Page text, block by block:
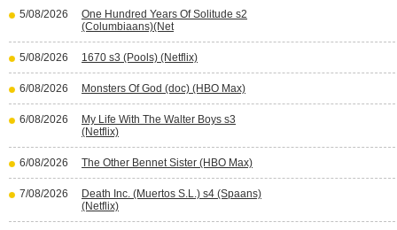
5/08/2026
One Hundred Years Of Solitude s2
(Columbiaans)(Net
5/08/2026 1670 s3 (Pools) (Netflix)
6/08/2026 Monsters Of God (doc) (HBO Max)
6/08/2026
My Life With The Walter Boys s3
(Netflix)
6/08/2026 The Other Bennet Sister (HBO Max)
7/08/2026
Death Inc. (Muertos S.L.) s4 (Spaans)
(Netflix)